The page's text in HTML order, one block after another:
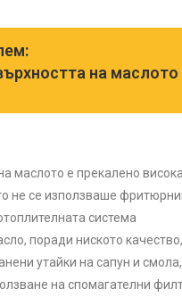
на
маслото е прекалено
не се използваше
система
поради ниското
утайки на сапун и
на спомагателни